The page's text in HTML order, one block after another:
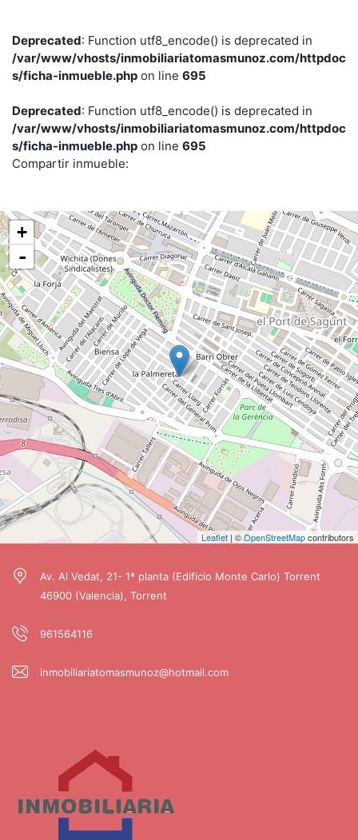
Deprecated: Function utf8_encode() is deprecated in
/var/www/vhosts/inmobiliariatomasmunoz.com/httpdoc
s/ficha-inmueble.php on line 695
Deprecated: Function utf8_encode() is deprecated in
/var/www/vhosts/inmobiliariatomasmunoz.com/httpdoc
s/ficha-inmueble.php on line 695
Compartir inmueble:
+
-
Leaflet| ©OpenStreetMapcontributors
Av. Al Vedat, 21- 1ª planta (Edificio Monte Carlo) Torrent
46900 (Valencia), Torrent
961564116
inmobiliariatomasmunoz@hotmail.com